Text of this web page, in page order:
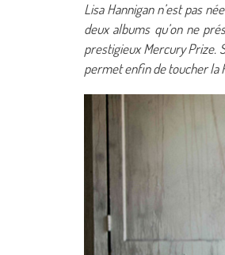
Lisa Hannigan n’est pas
deux albums qu’on ne
prestigieux Mercury Prize.
permet enfin de toucher la